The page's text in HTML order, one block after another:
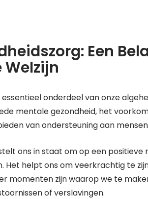
Een
Welzijn
onderdeel van onze
mentale gezondheid, het
van ondersteuning aan
ons in staat om op een
Het helpt ons om veerkrachtig te
momenten zijn waarop we te
of verslavingen.